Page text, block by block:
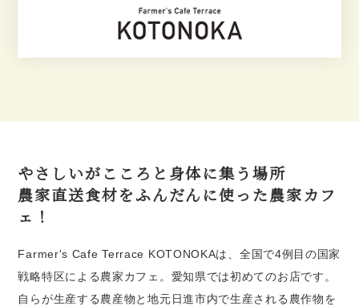
やさしいがこころと身体に集う場所
農家直送食材をふんだんに使った農家カフ
ェ！
Farmer's Cafe Terrace KOTONOKAは、全国で4例目の国家
戦略特区による農家カフェ。愛知県では初めてのお店です。
自らが生産する農産物と地元日進市内で生産される農作物を